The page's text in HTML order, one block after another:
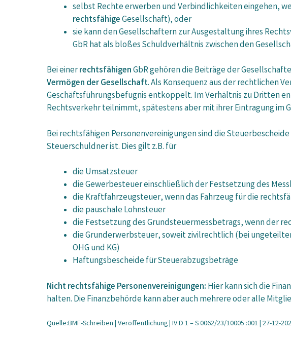
selbst Rechte erwerben und Verbindlichkeiten eingehen,
rechtsfähigeGesellschaft), oder
sie kann den Gesellschaftern zur Ausgestaltung ihres
GbR hat als bloßes Schuldverhältnis zwischen den
Bei einerrechtsfähigenGbR gehören die Beiträge der
Vermögen der Gesellschaft. Als Konsequenz aus der rechtlichen
Geschäftsführungsbefugnis entkoppelt. Im Verhältnis zu Dritten
Rechtsverkehr teilnimmt, spätestens aber mit ihrer Eintragung im
Bei rechtsfähigen Personenvereinigungen sind die
Steuerschuldner ist. Dies gilt z.B. für
die Umsatzsteuer
die Gewerbesteuer einschließlich der Festsetzung des
die Kraftfahrzeugsteuer, wenn das Fahrzeug für die
die pauschale Lohnsteuer
die Festsetzung des Grundsteuermessbetrags, wenn der
die Grunderwerbsteuer, soweit zivilrechtlich (bei
OHG und KG)
Haftungsbescheide für Steuerabzugsbeträge
Nicht rechtsfähige Personenvereinigungen: Hier kann sich die
halten. Die Finanzbehörde kann aber auch mehrere oder alle
Quelle:BMF-Schreiben | Veröffentlichung | IV D 1 – S 0062/23/10005 :001 | 27-12-